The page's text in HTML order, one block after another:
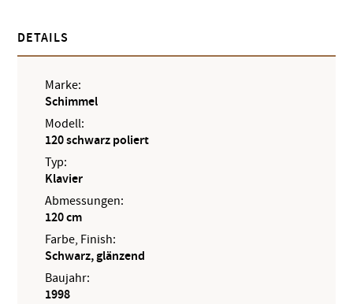
DETAILS
Marke:
Schimmel
Modell:
120 schwarz poliert
Typ:
Klavier
Abmessungen:
120 cm
Farbe, Finish:
Schwarz, glänzend
Baujahr:
1998